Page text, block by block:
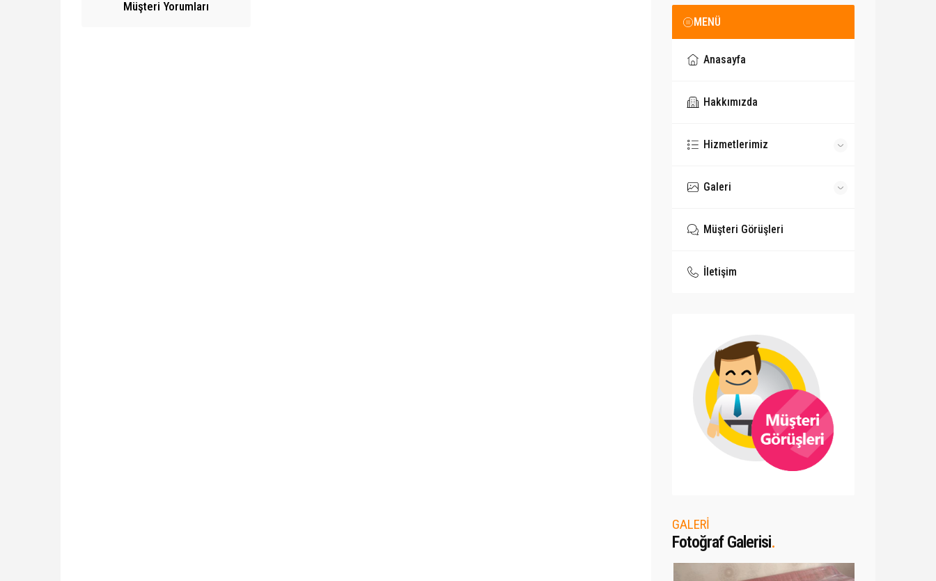
Müşteri Yorumları
MENÜ
Anasayfa
Hakkımızda
Hizmetlerimiz
Galeri
Müşteri Görüşleri
İletişim
GALERİ
Fotoğraf Galerisi.